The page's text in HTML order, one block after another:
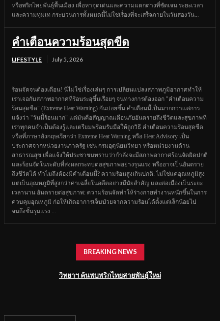
หรือพริกไทยพันธุ์พื้นเมือง เพื่อหาจุดเด่นและความแตกต่างที่ชัดเจน ระยะเวลา
และความทุ่มเท กระบวนการทั้งหมดนี้ไม่ใช่เรื่องที่จะเสร็จภายในวันสองวัน...
คำเตือนความร้อนสุดขีด
LIFESTYLE July 5, 2026
ร้อนจัดจนต้องเตือน! นี่ไม่ใช่เรื่องเล่นๆ การเปลี่ยนแปลงสภาพภูมิอากาศทำให้
เราเจอกับสภาพอากาศที่ร้อนระอุขึ้นเรื่อยๆ จนทางการต้องออก "คำเตือนความ
ร้อนสุดขีด" (Extreme Heat Warning) กันบ่อยขึ้น คำเตือนนี้เป็นมากกว่าแค่การ
แจ้งว่า "วันนี้ร้อนมาก" แต่มันคือสัญญาณเตือนภัยอันตรายถึงชีวิตและสุขภาพที่
เราทุกคนจำเป็นต้องรู้และเตรียมพร้อมรับมือให้ถูกวิธี คำเตือนความร้อนสุดขีด
หรือที่ภาษาอังกฤษเรียกว่า Extreme Heat Warning หรือ Heat Advisory เป็น
ประกาศจากหน่วยงานภาครัฐ เช่น กรมอุตุนิยมวิทยา หรือหน่วยงานด้าน
สาธารณสุข เพื่อแจ้งให้ประชาชนทราบว่ากำลังจะมีสภาพอากาศร้อนจัดผิดปกติ
และร้อนจัดในระดับที่ส่งผลกระทบต่อสุขภาพอย่างรุนแรง หรืออาจเป็นอันตราย
ถึงชีวิตได้ ทำไมถึงต้องมีคำเตือนนี้? ความร้อนสูงเกินปกติ: ไม่ใช่แค่อุณหภูมิสูง
แต่เป็นอุณหภูมิที่สูงกว่าค่าเฉลี่ยในอดีตอย่างมีนัยสำคัญ และต่อเนื่องเป็นระยะ
เวลานาน อันตรายต่อสุขภาพ: ความร้อนจัดทำให้ร่างกายทำงานหนักขึ้นในการ
ควบคุมอุณหภูมิ ก่อให้เกิดอาการเจ็บป่วยจากความร้อนได้ตั้งแต่เล็กน้อยไป
จนถึงขั้นรุนแรง ...
BREAKING NEWS
วิทยาฯ ค้นพบพริกไทยสายพันธุ์ใหม่